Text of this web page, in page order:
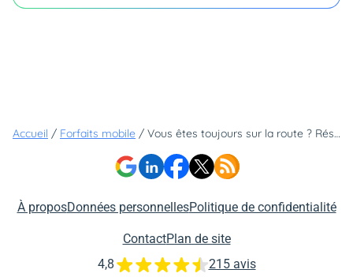
Accueil / Forfaits mobile / Vous êtes toujours sur la route ? Résiliez votre box internet et souscrivez l'un de ces forfaits
À proposDonnées personnellesPolitique de confidentialité
ContactPlan de site
4,8
215 avis